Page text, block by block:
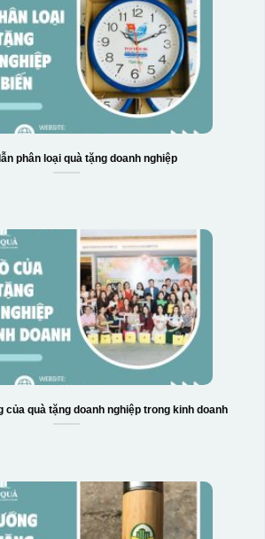
phân loại quà tặng doanh nghiệp
của quà tặng doanh nghiệp trong kinh doanh